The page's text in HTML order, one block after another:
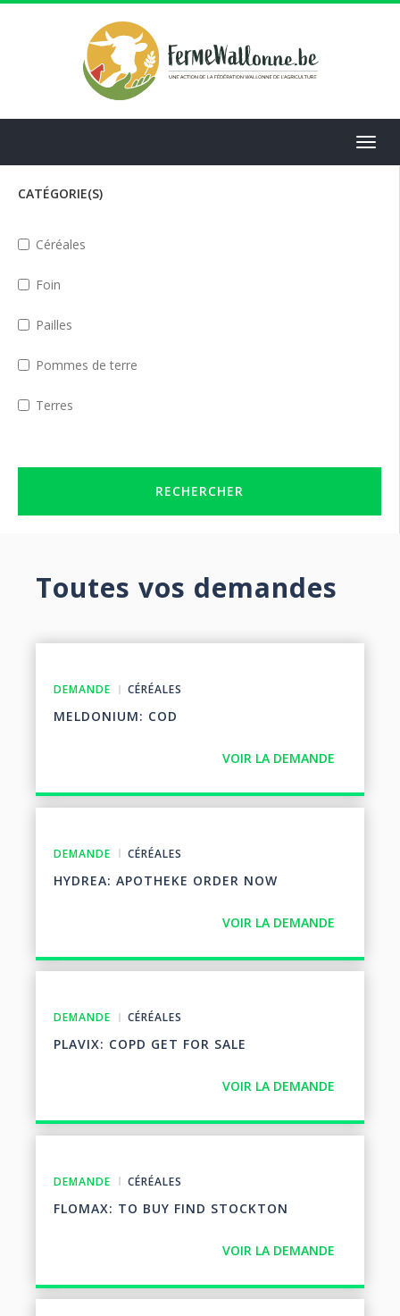
Aller
CATÉGORIE(S)
Céréales
Foin
Pailles
Pommes de terre
Terres
RECHERCHER
Toutes vos demandes
DEMANDE CÉRÉALES
MELDONIUM: COD
VOIR LA DEMANDE
DEMANDE CÉRÉALES
HYDREA: APOTHEKE ORDER NOW
VOIR LA DEMANDE
DEMANDE CÉRÉALES
PLAVIX: COPD GET FOR SALE
VOIR LA DEMANDE
DEMANDE CÉRÉALES
FLOMAX: TO BUY FIND STOCKTON
VOIR LA DEMANDE